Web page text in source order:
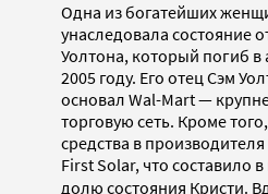
Одна из богатейших
унаследовала состояние
Уолтона, который погиб в
2005 году. Его отец Сэм
основал Wal-Mart —
торговую сеть. Кроме
средства в
First Solar, что составило
долю состояния Кристи.